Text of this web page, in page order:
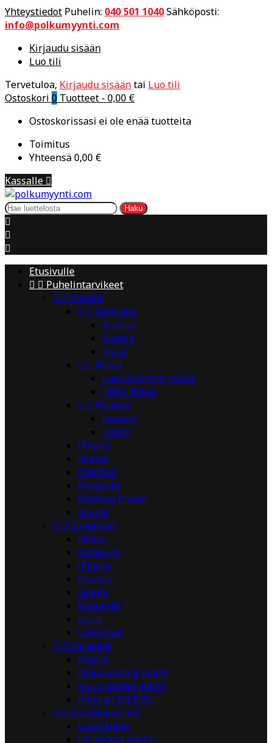
Yhteystiedot Puhelin: 040 501 1040Sähköposti:
info@polkumyynti.com
Kirjaudu sisään
Luo tili
Tervetuloa, Kirjaudu sisääntai Luo tili
Ostoskori 0 Tuotteet - 0,00 €
Ostoskorissasi ei ole enää tuotteita
Toimitus
Yhteensä0,00 €
Kassalle 
Haku



Etusivulle
  Puhelintarvikeet
  Kotelot
  Samsung
A-sarja
S-sarja
muut
  Nokia
Lumia/vanhat mallit
HMD Nokia
  Huawei
Huawei
Honor
iPhone
Xiaomi
OnePlus
Motorola
Nothing Phone
muuta
  Suojalasit
Nokia
Samsung
iPhone
Huawei
Xiaomi
Motorola
muut
Universal
  Varaosat
Näytöt
Nokia vanhat mallit
muut vanhat mallit
iPhone (3/4/5/6)
  Kuulokkeet, HF
Kuulokkeet
HF vanhat mallit